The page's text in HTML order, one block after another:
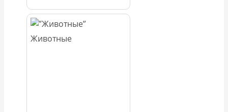
Животные